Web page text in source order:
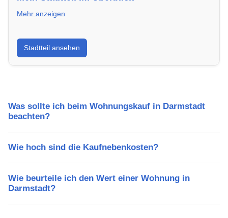
Mehr anzeigen
Erfahre mehr über deinen Stadtteil in Darmstadt:
Lebensqualität, Verkehrsanbindung, Schulen,
Freizeitmöglichkeiten und Mietpreise.
Stadtteil ansehen
Was sollte ich beim Wohnungskauf in Darmstadt
beachten?
Wie hoch sind die Kaufnebenkosten?
Wie beurteile ich den Wert einer Wohnung in
Darmstadt?